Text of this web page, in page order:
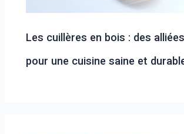
Les cuillères en bois : des
pour une cuisine saine et